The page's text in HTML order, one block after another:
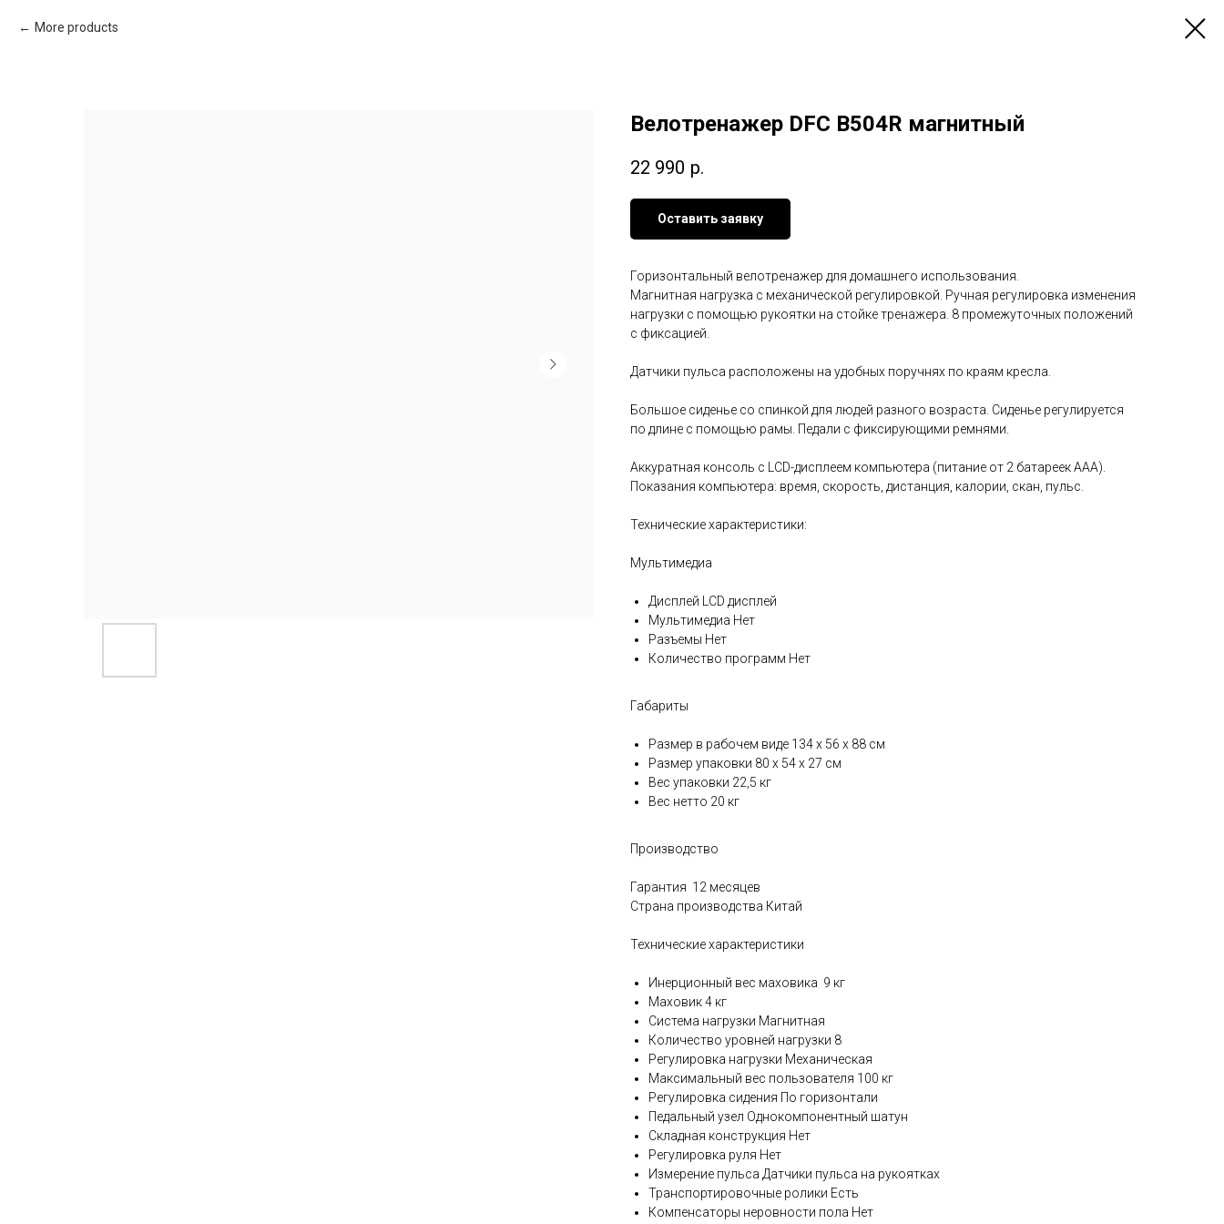
More products
Велотренажер DFC B504R магнитный
22 990 р.
Оставить заявку
Горизонтальный велотренажер для домашнего использования.
Магнитная нагрузка с механической регулировкой. Ручная регулировка изменения
нагрузки с помощью рукоятки на стойке тренажера. 8 промежуточных положений
с фиксацией.
Датчики пульса расположены на удобных поручнях по краям кресла.
Большое сиденье со спинкой для людей разного возраста. Сиденье регулируется
по длине с помощью рамы. Педали с фиксирующими ремнями.
Аккуратная консоль с LCD-дисплеем компьютера (питание от 2 батареек ААА).
Показания компьютера: время, скорость, дистанция, калории, скан, пульс.
Технические характеристики:
Мультимедиа
Дисплей LCD дисплей
Мультимедиа Нет
Разъемы Нет
Количество программ Нет
Габариты
Размер в рабочем виде 134 х 56 х 88 см
Размер упаковки 80 х 54 х 27 см
Вес упаковки 22,5 кг
Вес нетто 20 кг
Производство
Гарантия 12 месяцев
Страна производства Китай
Технические характеристики
Инерционный вес маховика 9 кг
Маховик 4 кг
Система нагрузки Магнитная
Количество уровней нагрузки 8
Регулировка нагрузки Механическая
Максимальный вес пользователя 100 кг
Регулировка сидения По горизонтали
Педальный узел Однокомпонентный шатун
Складная конструкция Нет
Регулировка руля Нет
Измерение пульса Датчики пульса на рукоятках
Транспортировочные ролики Есть
Компенсаторы неровности пола Нет